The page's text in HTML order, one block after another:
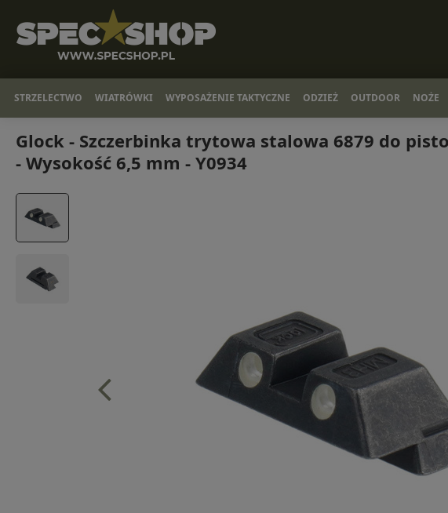
STRZELECTWO WIATRÓWKI WYPOSAŻENIE TAKTYCZNE ODZIEŻ OUTDOOR NOŻE
Glock - Szczerbinka trytowa stalowa 6879 do
- Wysokość 6,5 mm - Y0934